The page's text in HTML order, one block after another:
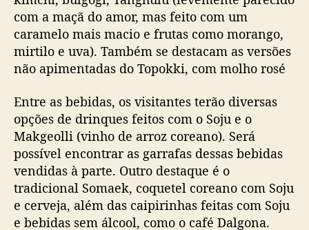
com a maçã do amor, mas feito com um
caramelo mais macio e frutas como morango,
mirtilo e uva). Também se destacam as versões
não apimentadas do Topokki, com molho rosé
Entre as bebidas, os visitantes terão diversas
opções de drinques feitos com o Soju e o
Makgeolli (vinho de arroz coreano). Será
possível encontrar as garrafas dessas bebidas
vendidas à parte. Outro destaque é o
tradicional Somaek, coquetel coreano com Soju
e cerveja, além das caipirinhas feitas com Soju
e bebidas sem álcool, como o café Dalgona.